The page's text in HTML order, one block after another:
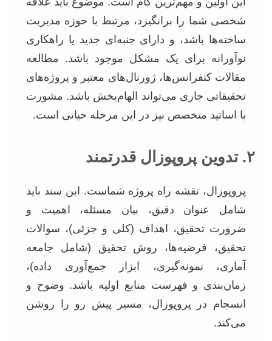
شخصی شما را برانگیزد، مرتبط با حوزه مدیریت
ساخته‌ها باشد، و دارای جنبه‌ای جدید یا راهکاری
نوآورانه برای یک مشکل موجود باشد. مطالعه
مقالات کنفرانس‌ها، ژورنال‌های معتبر و پروژه‌های
تحقیقاتی جاری می‌تواند الهام‌بخش باشد. مشورت
با اساتید متخصص نیز در این مرحله حیاتی است.
۲. تدوین پروپوزال قدرتمند
پروپوزال، نقشه راه پروژه شماست. این سند باید
شامل عنوان دقیق، بیان مسئله، اهمیت و
ضرورت تحقیق، اهداف (کلی و جزئی)، سوالات
تحقیق، فرضیه‌ها، روش تحقیق (شامل جامعه
آماری، نمونه‌گیری، ابزار جمع‌آوری داده)،
زمان‌بندی و فهرست منابع اولیه باشد. وضوح و
انسجام در پروپوزال، مسیر پیش رو را روشن
می‌کند.